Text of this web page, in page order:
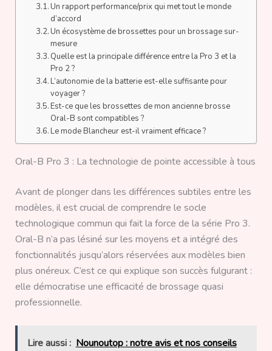
Un rapport performance/prix qui met tout le monde
d’accord
Un écosystème de brossettes pour un brossage sur-
mesure
Quelle est la principale différence entre la Pro 3 et la
Pro 2 ?
L’autonomie de la batterie est-elle suffisante pour
voyager ?
Est-ce que les brossettes de mon ancienne brosse
Oral-B sont compatibles ?
Le mode Blancheur est-il vraiment efficace ?
Oral-B Pro 3 : La technologie de pointe accessible à tous
Avant de plonger dans les différences subtiles entre les
modèles, il est crucial de comprendre le socle
technologique commun qui fait la force de la série Pro 3.
Oral-B n’a pas lésiné sur les moyens et a intégré des
fonctionnalités jusqu’alors réservées aux modèles bien
plus onéreux. C’est ce qui explique son succès fulgurant :
elle démocratise une efficacité de brossage quasi
professionnelle.
Lire aussi : Nounoutop : notre avis et nos conseils